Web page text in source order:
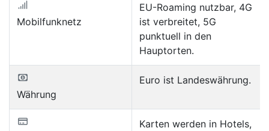
Mobilfunknetz
EU-Roaming nutzbar, 4G
ist verbreitet, 5G
punktuell in den
Hauptorten.
Währung
Euro ist Landeswährung.
Karten werden in Hotels,